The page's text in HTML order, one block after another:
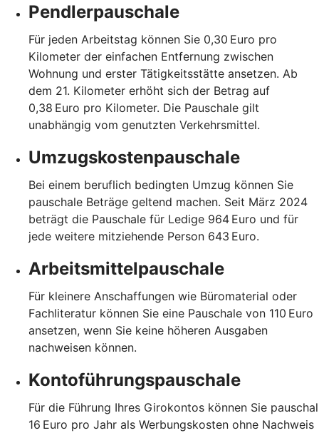
Pendlerpauschale
Für jeden Arbeitstag können Sie 0,30 Euro pro
Kilometer der einfachen Entfernung zwischen
Wohnung und erster Tätigkeitsstätte ansetzen. Ab
dem 21. Kilometer erhöht sich der Betrag auf
0,38 Euro pro Kilometer. Die Pauschale gilt
unabhängig vom genutzten Verkehrsmittel.
Umzugskostenpauschale
Bei einem beruflich bedingten Umzug können Sie
pauschale Beträge geltend machen. Seit März 2024
beträgt die Pauschale für Ledige 964 Euro und für
jede weitere mitziehende Person 643 Euro.
Arbeitsmittelpauschale
Für kleinere Anschaffungen wie Büromaterial oder
Fachliteratur können Sie eine Pauschale von 110 Euro
ansetzen, wenn Sie keine höheren Ausgaben
nachweisen können.
Kontoführungspauschale
Für die Führung Ihres Girokontos können Sie pauschal
16 Euro pro Jahr als Werbungskosten ohne Nachweis